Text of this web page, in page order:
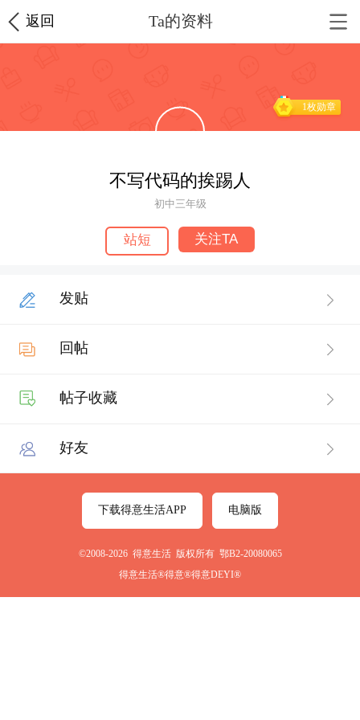
返回 Ta的资料
1枚勋章
不写代码的挨踢人
初中三年级
站短 关注TA
发贴
回帖
帖子收藏
好友
下载得意生活APP 电脑版
©2008-2026 得意生活 版权所有 鄂B2-20080065
得意生活®得意®得意DEYI®